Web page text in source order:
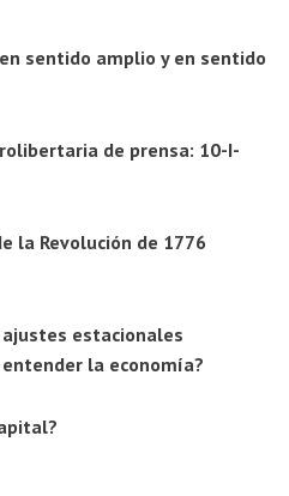
sentido amplio y en sentido
de prensa: 10-I-
la Revolución de 1776
estacionales
la economía?